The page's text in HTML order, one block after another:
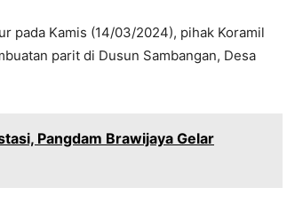
pada Kamis (14/03/2024), pihak Koramil
parit di Dusun Sambangan, Desa
Pangdam Brawijaya Gelar